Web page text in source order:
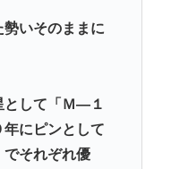
いそのままに
して「Ｍ―１
にピンとして
でそれぞれ優